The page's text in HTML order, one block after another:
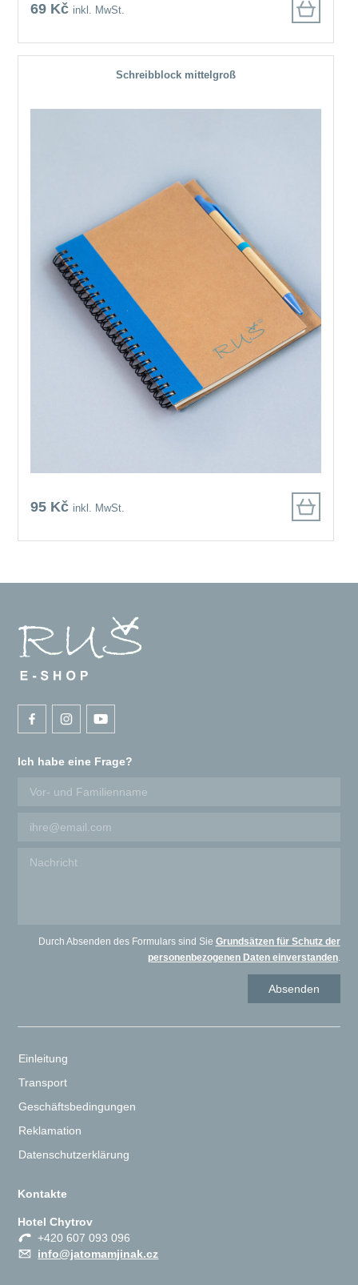
69 Kč inkl. MwSt.
Schreibblock mittelgroß
95 Kč inkl. MwSt.
Ich habe eine Frage?
Durch Absenden des Formulars sind Sie Grundsätzen für Schutz der
personenbezogenen Daten einverstanden.
Einleitung
Transport
Geschäftsbedingungen
Reklamation
Datenschutzerklärung
Kontakte
Hotel Chytrov
+420 607 093 096
info@jatomamjinak.cz